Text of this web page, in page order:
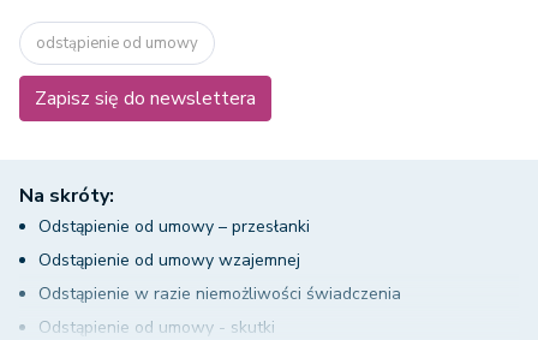
odstąpienie od umowy
Zapisz się do newslettera
Na skróty:
Odstąpienie od umowy – przesłanki
Odstąpienie od umowy wzajemnej
Odstąpienie w razie niemożliwości świadczenia
Odstąpienie od umowy - skutki